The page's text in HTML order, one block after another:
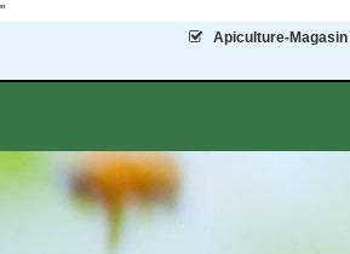
"
Apiculture-Magasin